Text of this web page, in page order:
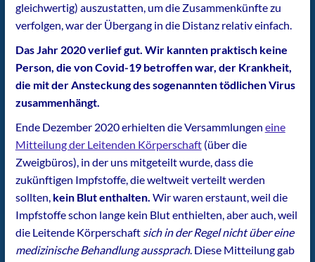
gleichwertig) auszustatten, um die Zusammenkünfte zu
verfolgen, war der Übergang in die Distanz relativ einfach.
Das Jahr 2020 verlief gut. Wir kannten praktisch keine
Person, die von Covid-19 betroffen war, der Krankheit,
die mit der Ansteckung des sogenannten tödlichen Virus
zusammenhängt.
Ende Dezember 2020 erhielten die Versammlungen eine
Mitteilung der Leitenden Körperschaft(über die
Zweigbüros), in der uns mitgeteilt wurde, dass die
zukünftigen Impfstoffe, die weltweit verteilt werden
sollten, kein Blut enthalten. Wir waren erstaunt, weil die
Impfstoffe schon lange kein Blut enthielten, aber auch, weil
die Leitende Körperschaft sich in der Regel nicht über eine
medizinische Behandlung aussprach. Diese Mitteilung gab